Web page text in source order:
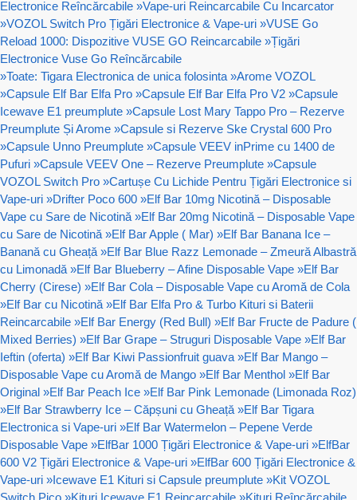
Electronice Reîncărcabile »Vape-uri Reincarcabile Cu Incarcator
»VOZOL Switch Pro Țigări Electronice & Vape-uri »VUSE Go
Reload 1000: Dispozitive VUSE GO Reincarcabile »Țigări
Electronice Vuse Go Reîncărcabile
»Toate: Tigara Electronica de unica folosinta »Arome VOZOL
»Capsule Elf Bar Elfa Pro »Capsule Elf Bar Elfa Pro V2 »Capsule
Icewave E1 preumplute »Capsule Lost Mary Tappo Pro – Rezerve
Preumplute Și Arome »Capsule si Rezerve Ske Crystal 600 Pro
»Capsule Unno Preumplute »Capsule VEEV inPrime cu 1400 de
Pufuri »Capsule VEEV One – Rezerve Preumplute »Capsule
VOZOL Switch Pro »Cartușe Cu Lichide Pentru Țigări Electronice si
Vape-uri »Drifter Poco 600 »Elf Bar 10mg Nicotină – Disposable
Vape cu Sare de Nicotină »Elf Bar 20mg Nicotină – Disposable Vape
cu Sare de Nicotină »Elf Bar Apple ( Mar) »Elf Bar Banana Ice –
Banană cu Gheață »Elf Bar Blue Razz Lemonade – Zmeură Albastră
cu Limonadă »Elf Bar Blueberry – Afine Disposable Vape »Elf Bar
Cherry (Cirese) »Elf Bar Cola – Disposable Vape cu Aromă de Cola
»Elf Bar cu Nicotină »Elf Bar Elfa Pro & Turbo Kituri si Baterii
Reincarcabile »Elf Bar Energy (Red Bull) »Elf Bar Fructe de Padure (
Mixed Berries) »Elf Bar Grape – Struguri Disposable Vape »Elf Bar
Ieftin (oferta) »Elf Bar Kiwi Passionfruit guava »Elf Bar Mango –
Disposable Vape cu Aromă de Mango »Elf Bar Menthol »Elf Bar
Original »Elf Bar Peach Ice »Elf Bar Pink Lemonade (Limonada Roz)
»Elf Bar Strawberry Ice – Căpșuni cu Gheață »Elf Bar Tigara
Electronica si Vape-uri »Elf Bar Watermelon – Pepene Verde
Disposable Vape »ElfBar 1000 Țigări Electronice & Vape-uri »ElfBar
600 V2 Țigări Electronice & Vape-uri »ElfBar 600 Țigări Electronice &
Vape-uri »Icewave E1 Kituri si Capsule preumplute »Kit VOZOL
Switch Pico »Kituri Icewave E1 Reincarcabile »Kituri Reîncărcabile